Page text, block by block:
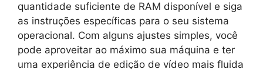
quantidade suficiente de RAM disponível e siga
as instruções específicas para o seu sistema
operacional. Com alguns ajustes simples, você
pode aproveitar ao máximo sua máquina e ter
uma experiência de edição de vídeo mais fluida